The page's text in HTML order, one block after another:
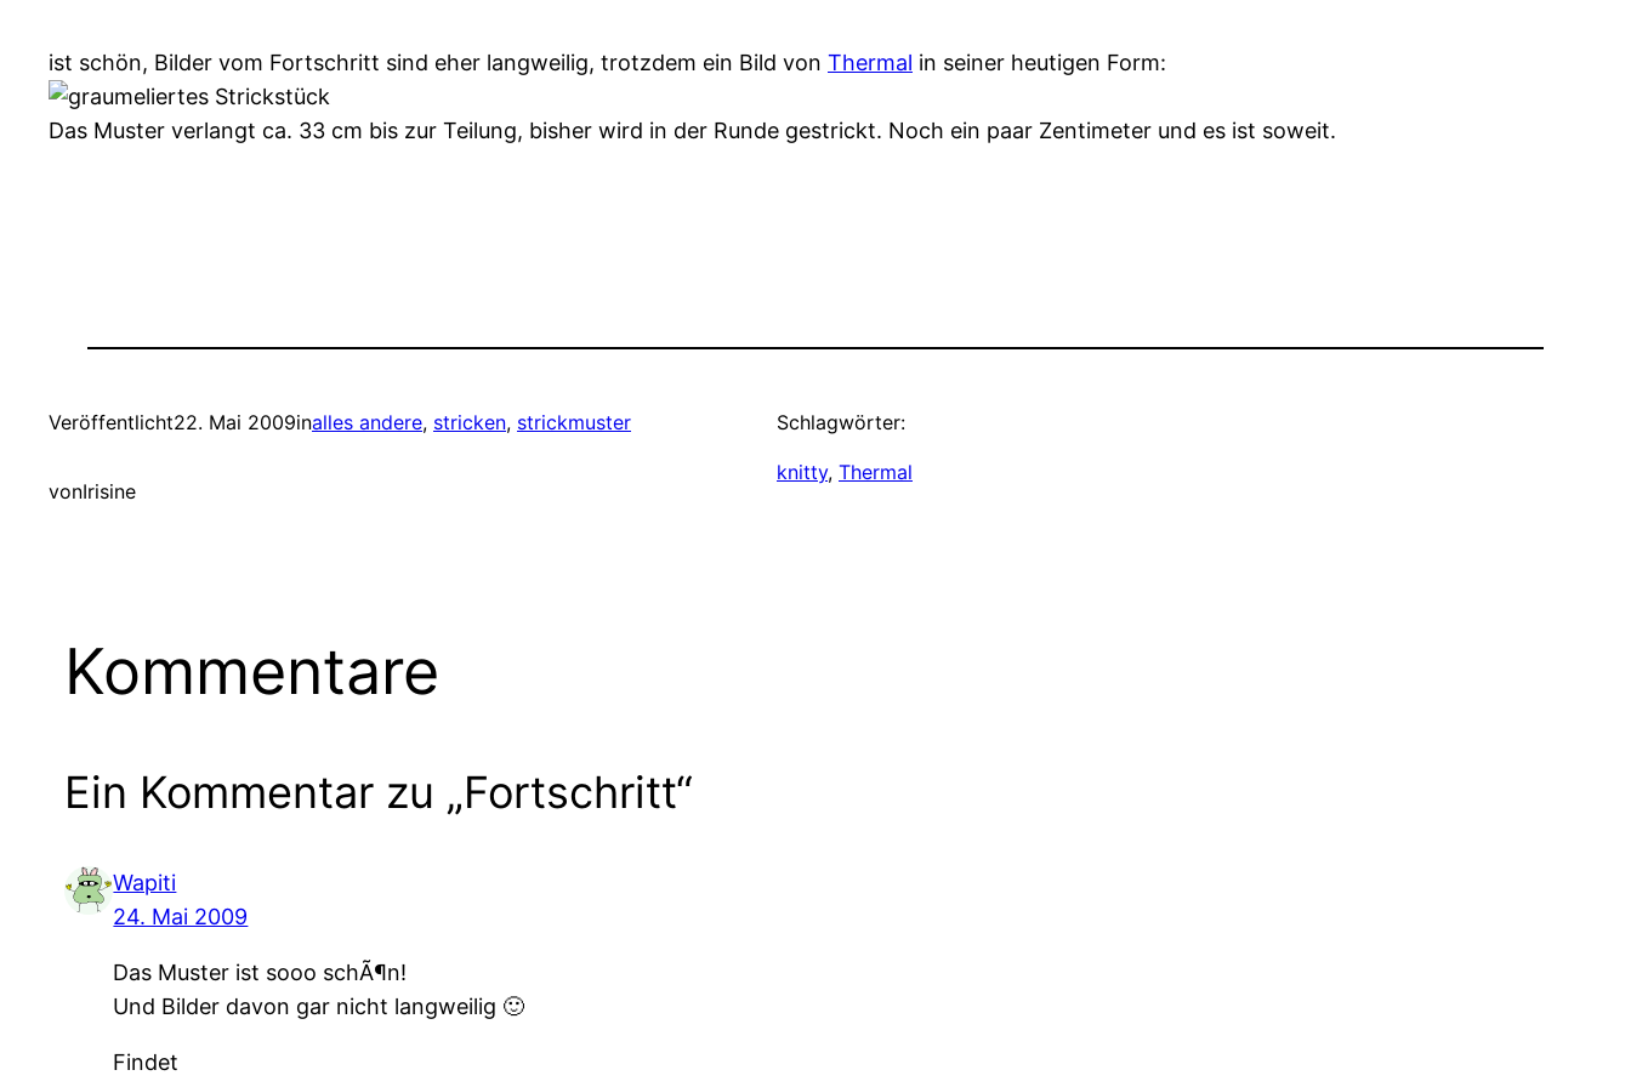
ist schön, Bilder vom Fortschritt sind eher langweilig, trotzdem ein Bild von Thermal in seiner heutigen Form:
Das Muster verlangt ca. 33 cm bis zur Teilung, bisher wird in der Runde gestrickt. Noch ein paar Zentimeter und es ist soweit.
Veröffentlicht22. Mai 2009inalles andere, stricken, strickmuster
vonIrisine
Schlagwörter:
knitty, Thermal
Kommentare
Ein Kommentar zu „Fortschritt“
Wapiti
24. Mai 2009
Das Muster ist sooo schÃ¶n!
Und Bilder davon gar nicht langweilig 🙂
Findet